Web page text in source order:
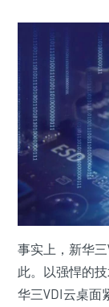
事实上，新华
此。以强悍的
华三VDI云桌面